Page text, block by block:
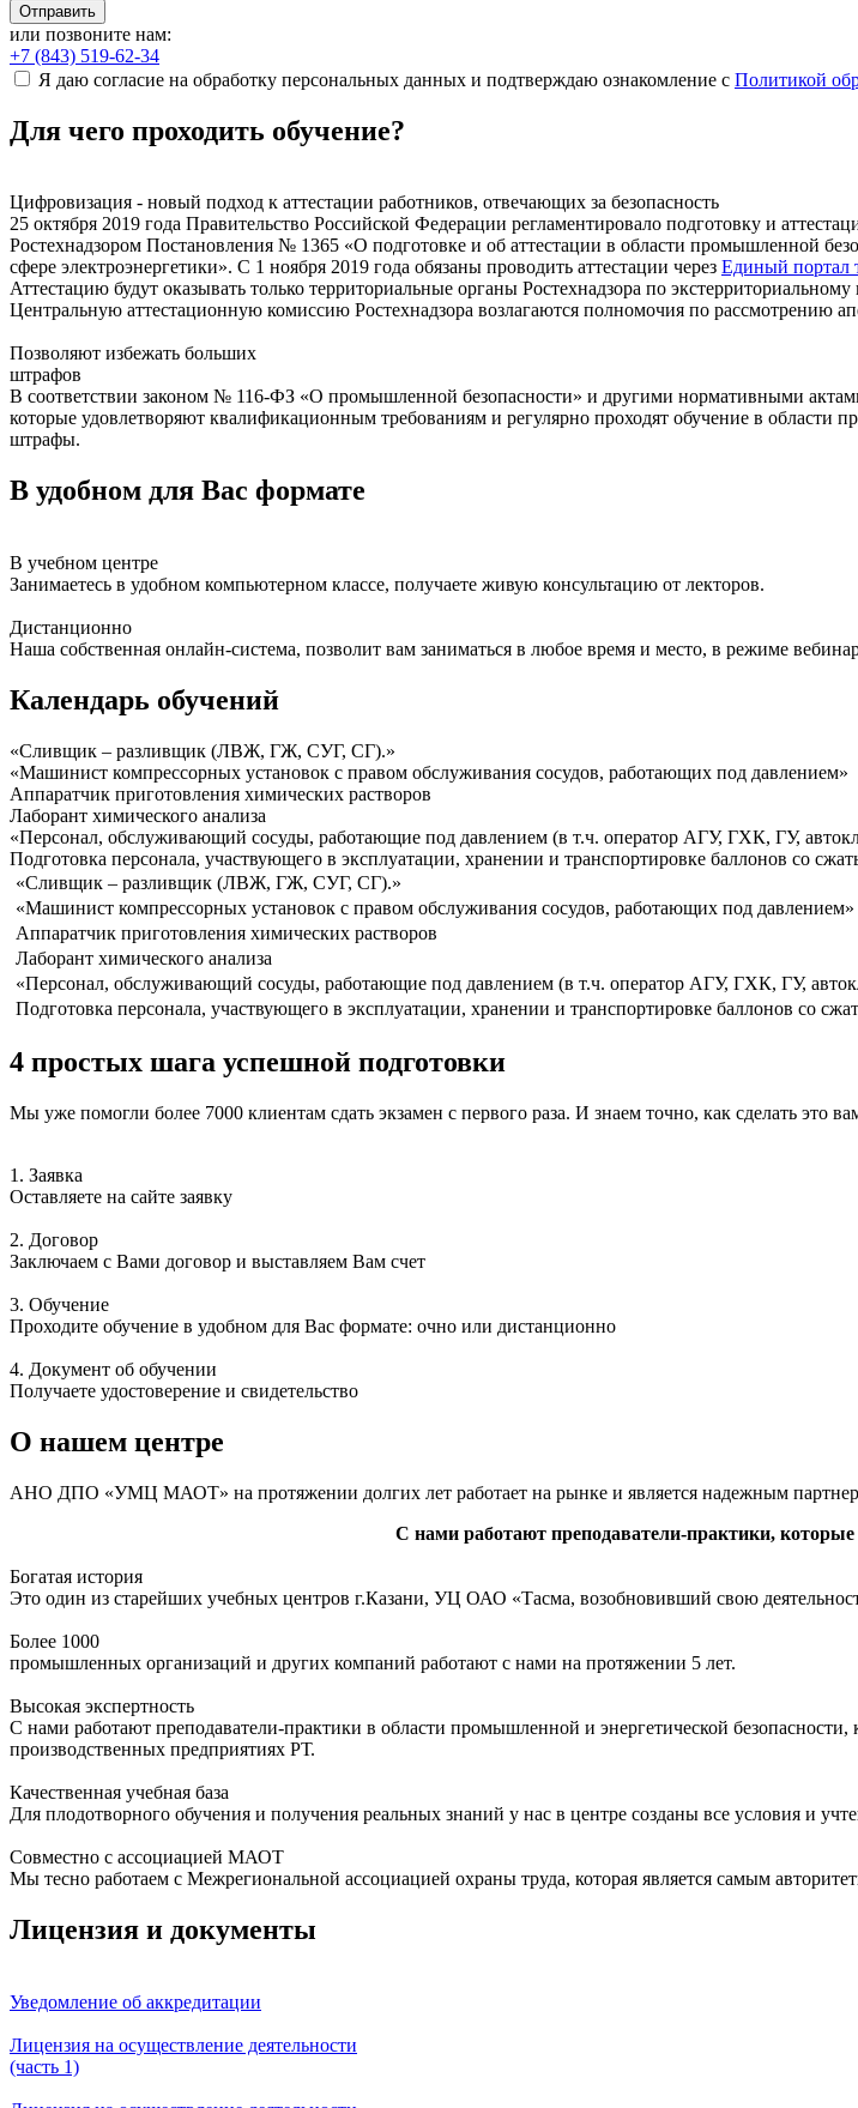
Отправить
или позвоните нам:
+7 (843) 519-62-34
Я даю согласие на обработку персональных данных и подтверждаю ознакомление с Политикой
Для чего проходить обучение?
Цифровизация - новый подход к аттестации работников, отвечающих за безопасность
25 октября 2019 года Правительство Российской Федерации регламентировало подготовку и
Ростехнадзором Постановления № 1365 «О подготовке и об аттестации в области промышленной
сфере электроэнергетики». С 1 ноября 2019 года обязаны проводить аттестации через Единый портал
Аттестацию будут оказывать только территориальные органы Ростехнадзора по
Центральную аттестационную комиссию Ростехнадзора возлагаются полномочия по рассмотрению
Позволяют избежать больших
штрафов
В соответствии законом № 116-ФЗ «О промышленной безопасности» и другими нормативными
которые удовлетворяют квалификационным требованиям и регулярно проходят обучение в
штрафы.
В удобном для Вас формате
В учебном центре
Занимаетесь в удобном компьютерном классе, получаете живую консультацию от лекторов.
Дистанционно
Наша собственная онлайн-система, позволит вам заниматься в любое время и место, в режиме
Календарь обучений
«Сливщик – разливщик (ЛВЖ, ГЖ, СУГ, СГ).»
«Машинист компрессорных установок с правом обслуживания сосудов, работающих под давлением»
Аппаратчик приготовления химических растворов
Лаборант химического анализа
«Персонал, обслуживающий сосуды, работающие под давлением (в т.ч. оператор АГУ, ГХК, ГУ,
Подготовка персонала, участвующего в эксплуатации, хранении и транспортировке баллонов со
«Сливщик – разливщик (ЛВЖ, ГЖ, СУГ, СГ).»
«Машинист компрессорных установок с правом обслуживания сосудов, работающих под давлением»
Аппаратчик приготовления химических растворов
Лаборант химического анализа
«Персонал, обслуживающий сосуды, работающие под давлением (в т.ч. оператор АГУ, ГХК, ГУ,
Подготовка персонала, участвующего в эксплуатации, хранении и транспортировке баллонов со
4 простых шага успешной подготовки
Мы уже помогли более 7000 клиентам сдать экзамен с первого раза. И знаем точно, как сделать это
1. Заявка
Оставляете на сайте заявку
2. Договор
Заключаем с Вами договор и выставляем Вам счет
3. Обучение
Проходите обучение в удобном для Вас формате: очно или дистанционно
4. Документ об обучении
Получаете удостоверение и свидетельство
О нашем центре
АНО ДПО «УМЦ МАОТ» на протяжении долгих лет работает на рынке и является надежным
С нами работают преподаватели-практики,
Богатая история
Это один из старейших учебных центров г.Казани, УЦ ОАО «Тасма, возобновивший свою
Более 1000
промышленных организаций и других компаний работают с нами на протяжении 5 лет.
Высокая экспертность
С нами работают преподаватели-практики в области промышленной и энергетической
производственных предприятиях РТ.
Качественная учебная база
Для плодотворного обучения и получения реальных знаний у нас в центре созданы все условия и
Совместно с ассоциацией МАОТ
Мы тесно работаем с Межрегиональной ассоциацией охраны труда, которая является самым
Лицензия и документы
Уведомление об аккредитации
Лицензия на осуществление деятельности
(часть 1)